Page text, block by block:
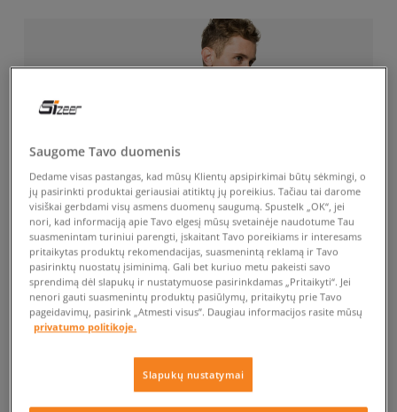
Saugome Tavo duomenis
Dedame visas pastangas, kad mūsų Klientų apsipirkimai būtų sėkmingi, o
jų pasirinkti produktai geriausiai atitiktų jų poreikius. Tačiau tai darome
visiškai gerbdami visų asmens duomenų saugumą. Spustelk „OK“, jei
nori, kad informaciją apie Tavo elgesį mūsų svetainėje naudotume Tau
suasmenintam turiniui parengti, įskaitant Tavo poreikiams ir interesams
pritaikytas produktų rekomendacijas, suasmenintą reklamą ir Tavo
pasirinktų nuostatų įsiminimą. Gali bet kuriuo metu pakeisti savo
sprendimą dėl slapukų ir nustatymuose pasirinkdamas „Pritaikyti“. Jei
nenori gauti suasmenintų produktų pasiūlymų, pritaikytų prie Tavo
pageidavimų, pasirink „Atmesti visus”. Daugiau informacijos rasite mūsų
privatumo politikoje.
Slapukų nustatymai